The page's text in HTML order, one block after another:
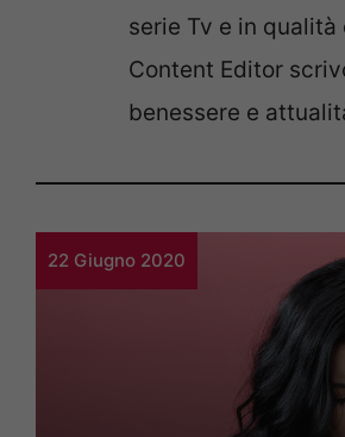
serie Tv e in qualità
Content Editor
benessere e
22 Giugno 2020